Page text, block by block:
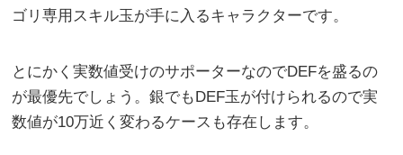
ゴリ専用スキル玉が手に入るキャラクターです。
とにかく実数値受けのサポーターなのでDEFを盛るの
が最優先でしょう。銀でもDEF玉が付けられるので実
数値が10万近く変わるケースも存在します。